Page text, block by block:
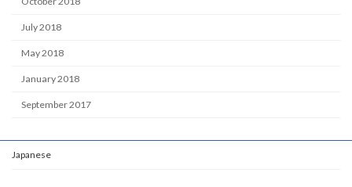
July 2018
May 2018
January 2018
September 2017
Japanese